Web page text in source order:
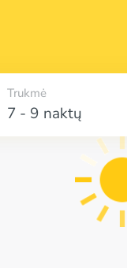
7 - 9 naktų
Trukmė